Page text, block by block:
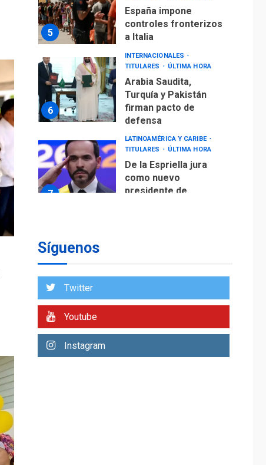
5
España impone
controles fronterizos
a Italia
6
INTERNACIONALES
TITULARES
ÚLTIMA HORA
Arabia Saudita,
Turquía y Pakistán
firman pacto de
defensa
7
LATINOAMÉRICA Y CARIBE
TITULARES
ÚLTIMA HORA
De la Espriella jura
como nuevo
presidente de
1
para alcanzar 3
2
ECONOMÍA ÚLTIMA HORA
operativo y sin
nacionalización de
Síguenos
Twitter
Youtube
Instagram